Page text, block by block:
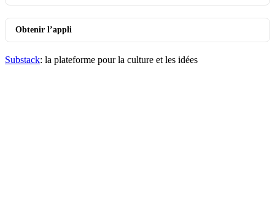
Obtenir l’appli
Substack: la plateforme pour la culture et les idées